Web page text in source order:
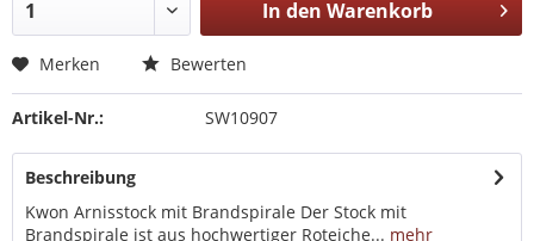
In den Warenkorb
Merken Bewerten
Artikel-Nr.: SW10907
Beschreibung
Kwon Arnisstock mit Brandspirale Der Stock mit
Brandspirale ist aus hochwertiger Roteiche... mehr